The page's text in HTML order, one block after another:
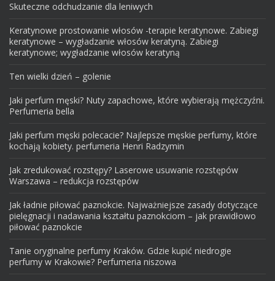
Skuteczne odchudzanie dla leniwych
Keratynowe prostowanie włosów -terapie keratynowe. Zabiegi
keratynowe – wygładzanie włosów keratyną. Zabiegi
keratynowe; wygładzanie włosów keratyną
Ten wielki dzień – golenie
Jaki perfum męski? Nuty zapachowe, które wybierają mężczyźni.
Perfumeria bella
Jaki perfum męski polecacie? Najlepsze męskie perfumy, które
kochają kobiety. perfumeria Henri Radzymin
Jak zredukować rozstępy? Laserowe usuwanie rozstępów
Warszawa – redukcja rozstępów
Jak ładnie piłować paznokcie. Najważniejsze zasady dotyczące
pielęgnacji i nadawania kształtu paznokciom – jak prawidłowo
piłować paznokcie
Tanie oryginalne perfumy Kraków. Gdzie kupić niedrogie
perfumy w Krakowie? Perfumeria niszowa